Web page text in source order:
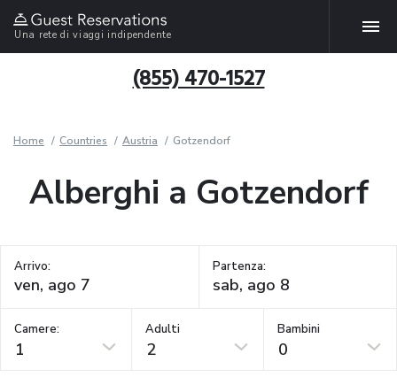
Una rete di viaggi indipendente
(855) 470-1527
Home Countries Austria Gotzendorf
Alberghi a Gotzendorf
Arrivo: Partenza:
Camere:
1
Adulti
2
Bambini
0